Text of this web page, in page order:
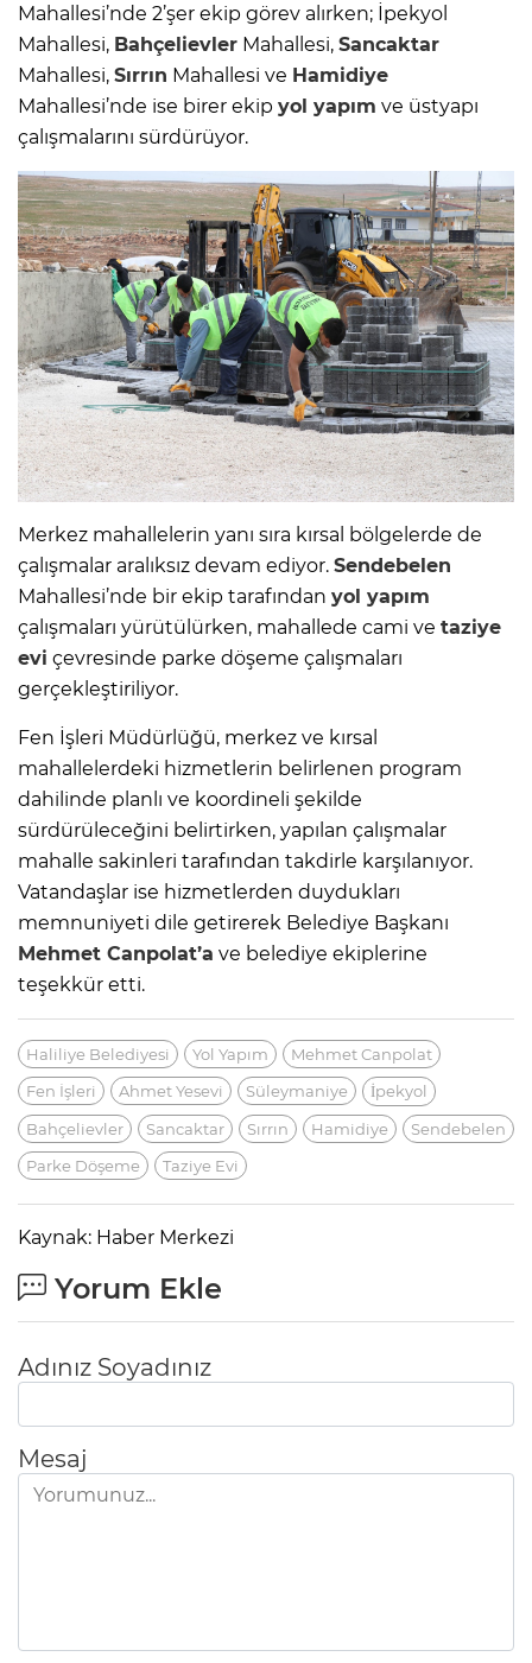
Mahallesi’nde 2’şer ekip görev alırken; İpekyol
Mahallesi, Bahçelievler Mahallesi, Sancaktar
Mahallesi, Sırrın Mahallesi ve Hamidiye
Mahallesi’nde ise birer ekip yol yapım ve üstyapı
çalışmalarını sürdürüyor.
Merkez mahallelerin yanı sıra kırsal bölgelerde de
çalışmalar aralıksız devam ediyor. Sendebelen
Mahallesi’nde bir ekip tarafından yol yapım
çalışmaları yürütülürken, mahallede cami ve taziye
evi çevresinde parke döşeme çalışmaları
gerçekleştiriliyor.
Fen İşleri Müdürlüğü, merkez ve kırsal
mahallelerdeki hizmetlerin belirlenen program
dahilinde planlı ve koordineli şekilde
sürdürüleceğini belirtirken, yapılan çalışmalar
mahalle sakinleri tarafından takdirle karşılanıyor.
Vatandaşlar ise hizmetlerden duydukları
memnuniyeti dile getirerek Belediye Başkanı
Mehmet Canpolat’a ve belediye ekiplerine
teşekkür etti.
Haliliye Belediyesi Yol Yapım
Mehmet Canpolat
Fen İşleri
Ahmet Yesevi Süleymaniye
İpekyol
Bahçelievler
Sancaktar Sırrın Hamidiye
Sendebelen
Parke Döşeme
Taziye Evi
Kaynak: Haber Merkezi
Yorum Ekle
Adınız Soyadınız
Mesaj